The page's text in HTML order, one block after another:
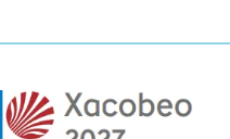
Imaxe